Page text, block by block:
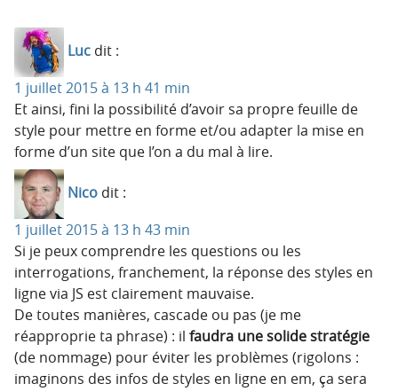
Luc dit :
1 juillet 2015 à 13 h 41 min
Et ainsi, fini la possibilité d’avoir sa propre feuille de
style pour mettre en forme et/ou adapter la mise en
forme d’un site que l’on a du mal à lire.
Nico dit :
1 juillet 2015 à 13 h 43 min
Si je peux comprendre les questions ou les
interrogations, franchement, la réponse des styles en
ligne via JS est clairement mauvaise.
De toutes manières, cascade ou pas (je me
réapproprie ta phrase) : il faudra une solide stratégie
(de nommage) pour éviter les problèmes (rigolons :
imaginons des infos de styles en ligne en em, ça sera